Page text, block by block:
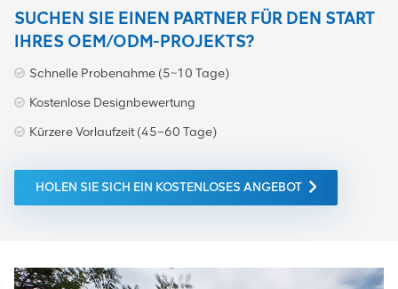
SUCHEN SIE EINEN PARTNER FÜR DEN START
IHRES OEM/ODM-PROJEKTS?
Schnelle Probenahme (5~10 Tage)
Kostenlose Designbewertung
Kürzere Vorlaufzeit (45–60 Tage)
HOLEN SIE SICH EIN KOSTENLOSES ANGEBOT